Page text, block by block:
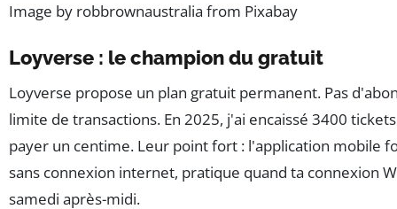
Image by robbrownaustralia from Pixabay
Loyverse : le champion du gratuit
Loyverse propose un plan gratuit permanent. Pas
limite de transactions. En 2025, j'ai encaissé 3400
payer un centime. Leur point fort : l'application mobile
sans connexion internet, pratique quand ta connexion
samedi après-midi.